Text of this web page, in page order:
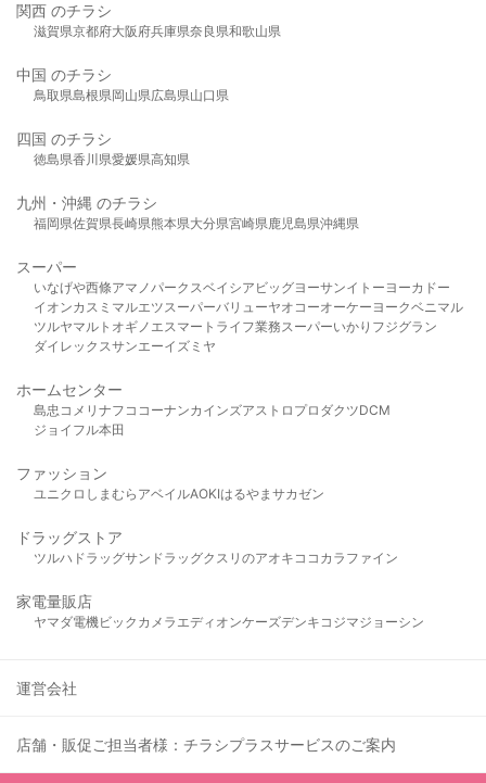
関西 のチラシ
滋賀県京都府大阪府兵庫県奈良県和歌山県
中国 のチラシ
鳥取県島根県岡山県広島県山口県
四国 のチラシ
徳島県香川県愛媛県高知県
九州・沖縄 のチラシ
福岡県佐賀県長崎県熊本県大分県宮崎県鹿児島県沖縄県
スーパー
いなげや西條アマノパークスベイシア ビッグヨーサンイトーヨーカドー
イオンカスミ マルエツスーパーバリューヤオコーオーケー ヨークベニマル
ツルヤマルト オギノ エスマート ライフ業務スーパーいかり フジグラン
ダイレックスサンエーイズミヤ
ホームセンター
島忠 コメリ ナフコ コーナンカインズアストロプロダクツDCM
ジョイフル本田
ファッション
ユニクロ しまむら アベイルAOKIはるやま サカゼン
ドラッグストア
ツルハドラッグサンドラッグクスリのアオキ ココカラファイン
家電量販店
ヤマダ電機ビックカメラ エディオンケーズデンキ コジマジョーシン
運営会社
店舗・販促ご担当者様：チラシプラスサービスのご案内